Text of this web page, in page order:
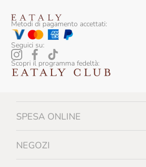
Metodi di pagamento accettati:
Seguici su:
Scopri il programma fedeltà:
SPESA ONLINE
NEGOZI